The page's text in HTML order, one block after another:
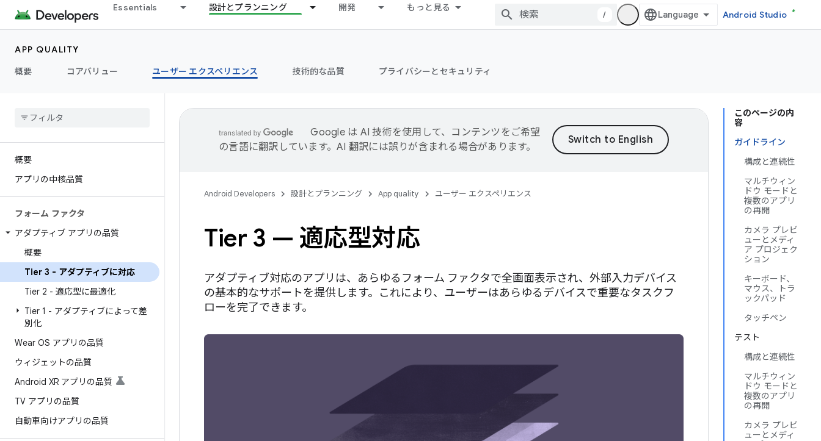
Essentials 設計とプランニング 開発 もっと見る
/ Android Studio
APP QUALITY
概要
コアバリュー ユーザー エクスペリエンス 技術的な品質 プライバシーとセキュリティ
概要
アプリの中核品質
フォーム ファクタ
アダプティブ アプリの品質
概要
Tier 3 - アダプティブに対応
Tier 2 - 適応型に最適化
Tier 1 - アダプティブによって差
別化
Wear OS アプリの品質
ウィジェットの品質
Android XR アプリの品質
TV アプリの品質
自動車向けアプリの品質
このページの内
容
ガイドライン
構成と連続性
マルチウィン
ドウ モードと
複数のアプリ
の再開
カメラ プレビ
ューとメディ
ア プロジェク
ション
キーボード、
マウス、トラ
ックパッド
タッチペン
テスト
構成と連続性
マルチウィン
ドウ モードと
複数のアプリ
の再開
カメラ プレビ
ューとメディ
Google は AI 技術を使用して、コンテンツをご希望
の言語に翻訳しています。AI 翻訳には誤りが含まれる場合があります。
Android Developers 設計とプランニング App quality ユーザー エクスペリエンス
Tier 3 — 適応型対応
アダプティブ対応のアプリは、あらゆるフォーム ファクタで全画面表示され、外部入力デバイス
の基本的なサポートを提供します。これにより、ユーザーはあらゆるデバイスで重要なタスクフ
ローを完了できます。